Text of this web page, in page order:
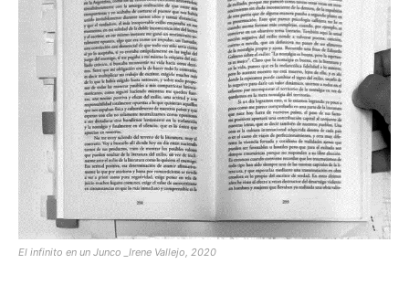
El infinito en un Junco _Irene Vallejo, 2020